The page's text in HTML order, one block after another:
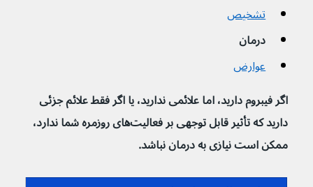
تشخیص
درمان
عوارض
اگر فیبروم دارید، اما علائمی ندارید، یا اگر فقط علائم جزئی
دارید که تأثیر قابل توجهی بر فعالیت‌های روزمره شما ندارد،
ممکن است نیازی به درمان نباشد.